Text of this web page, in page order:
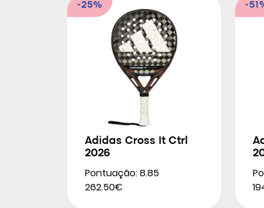
-25%
Adidas Cross It Ctrl
2026
Pontuação: 8.85
262.50€
-